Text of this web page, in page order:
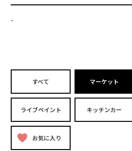
-
すべて マーケット
ライブペイント キッチンカー
お気に入り